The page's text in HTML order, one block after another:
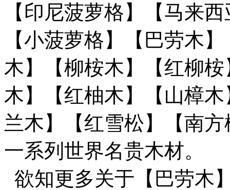
【印尼菠萝格】【马来
【小菠萝格】【巴劳木
木】【柳桉木】【红柳
木】【红柚木】【山樟
兰木】【红雪松】【南
一系列世界名贵木材。
欲知更多关于【巴劳木